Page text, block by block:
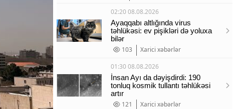
02:20 08.08.2026
Ayaqqabı altlığında virus
təhlükəsi: ev pişikləri də yoluxa
bilər
103
Xarici xəbərlər
01:30 08.08.2026
İnsan Ayı da dəyişdirdi: 190
tonluq kosmik tullantı təhlükəsi
artır
121
Xarici xəbərlər